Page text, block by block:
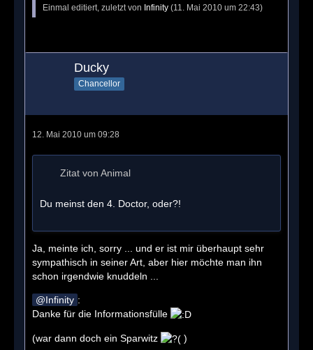
Einmal editiert, zuletzt von Infinity (11. Mai 2010 um 22:43)
Ducky
Chancellor
12. Mai 2010 um 09:28
Zitat von Animal
Du meinst den 4. Doctor, oder?!
Ja, meinte ich, sorry ... und er ist mir überhaupt sehr
sympathisch in seiner Art, aber hier möchte man ihn
schon irgendwie knuddeln ...
Infinity :
Danke für die Informationsfülle
(war dann doch ein Sparwitz )